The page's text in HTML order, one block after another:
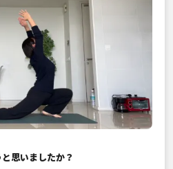
思いましたか？